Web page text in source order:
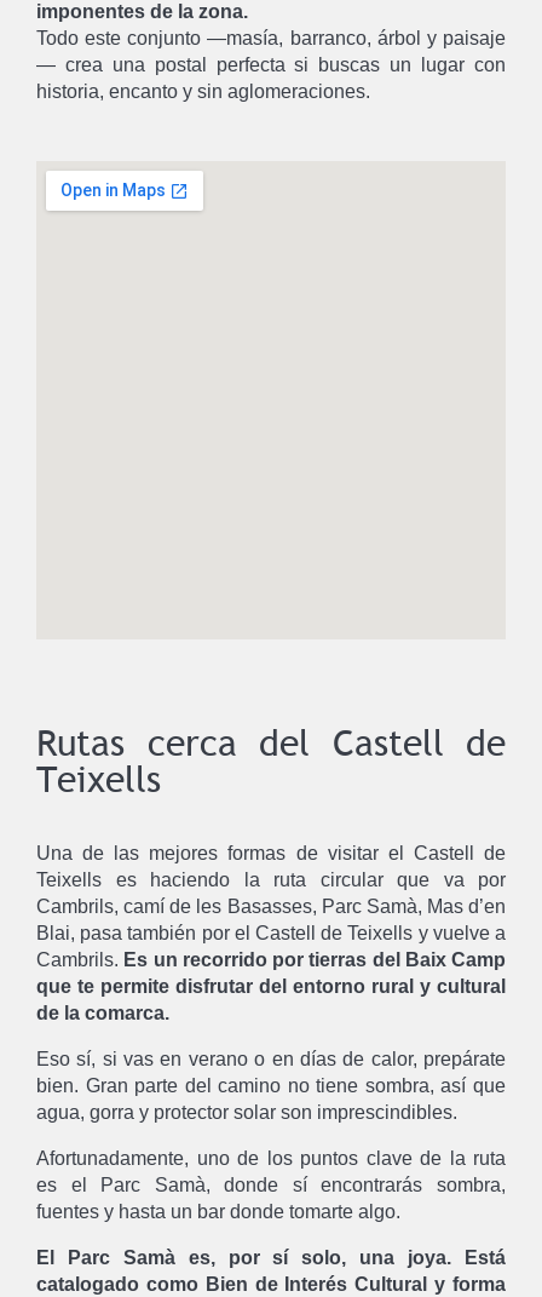
imponentes de la zona.
Todo este conjunto —masía, barranco, árbol y paisaje
— crea una postal perfecta si buscas un lugar con
historia, encanto y sin aglomeraciones.
Rutas cerca del Castell de
Teixells
Una de las mejores formas de visitar el Castell de
Teixells es haciendo la ruta circular que va por
Cambrils, camí de les Basasses, Parc Samà, Mas d’en
Blai, pasa también por el Castell de Teixells y vuelve a
Cambrils. Es un recorrido por tierras del Baix Camp
que te permite disfrutar del entorno rural y cultural
de la comarca.
Eso sí, si vas en verano o en días de calor, prepárate
bien. Gran parte del camino no tiene sombra, así que
agua, gorra y protector solar son imprescindibles.
Afortunadamente, uno de los puntos clave de la ruta
es el Parc Samà, donde sí encontrarás sombra,
fuentes y hasta un bar donde tomarte algo.
El Parc Samà es, por sí solo, una joya. Está
catalogado como Bien de Interés Cultural y forma